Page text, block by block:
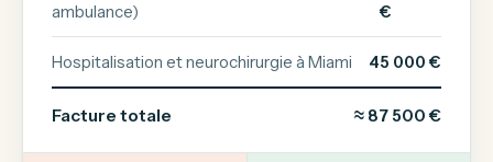
ambulance)
€
Hospitalisation et neurochirurgie à Miami 45 000 €
Facture totale ≈ 87 500 €